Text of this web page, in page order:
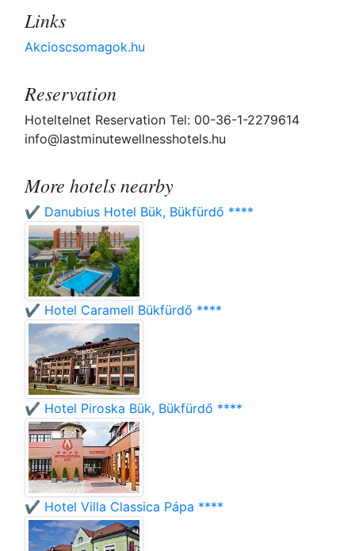
Links
Akcioscsomagok.hu
Reservation
Hoteltelnet Reservation Tel: 00-36-1-2279614
info@lastminutewellnesshotels.hu
More hotels nearby
✔️ Danubius Hotel Bük, Bükfürdő ****
✔️ Hotel Caramell Bükfürdő ****
✔️ Hotel Piroska Bük, Bükfürdő ****
✔️ Hotel Villa Classica Pápa ****